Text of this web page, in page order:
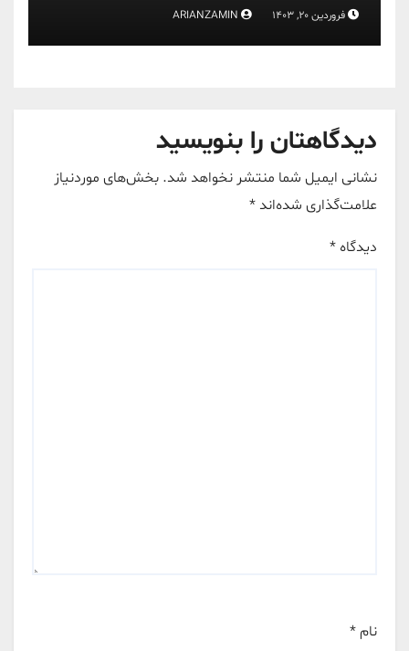
فروردین 20, 1403
دیدگاهتان را بنویسید
نشانی ایمیل شما منتشر نخواهد شد. بخش‌های موردنیاز
علامت‌گذاری شده‌اند *
دیدگاه *
نام *